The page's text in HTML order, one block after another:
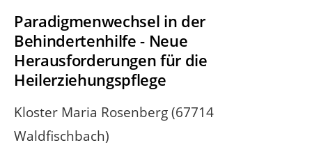
Paradigmenwechsel in der
Behindertenhilfe - Neue
Herausforderungen für die
Heilerziehungspflege
Kloster Maria Rosenberg (67714
Waldfischbach)